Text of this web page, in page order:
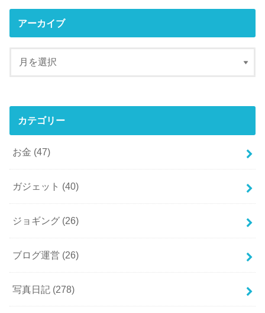
アーカイブ
カテゴリー
お金 (47)
ガジェット (40)
ジョギング (26)
ブログ運営 (26)
写真日記 (278)